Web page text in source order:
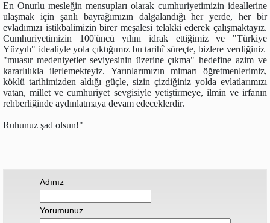
En Onurlu mesleğin mensupları olarak cumhuriyetimizin ideallerine
ulaşmak için şanlı bayrağımızın dalgalandığı her yerde, her bir
evladımızı istikbalimizin birer meşalesi telakki ederek çalışmaktayız.
Cumhuriyetimizin 100'üncü yılını idrak ettiğimiz ve "Türkiye
Yüzyılı" idealiyle yola çıktığımız bu tarihî süreçte, bizlere verdiğiniz
"muasır medeniyetler seviyesinin üzerine çıkma" hedefine azim ve
kararlılıkla ilerlemekteyiz. Yarınlarımızın mimarı öğretmenlerimiz,
köklü tarihimizden aldığı güçle, sizin çizdiğiniz yolda evlatlarımızı
vatan, millet ve cumhuriyet sevgisiyle yetiştirmeye, ilmin ve irfanın
rehberliğinde aydınlatmaya devam edeceklerdir.
Ruhunuz şad olsun!"
Adınız
Yorumunuz